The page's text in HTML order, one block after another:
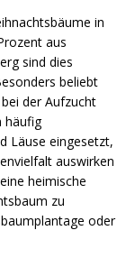
in
aus
sind dies
beliebt
der Aufzucht
häufig
Läuse eingesetzt,
auswirken
heimische
zu
oder